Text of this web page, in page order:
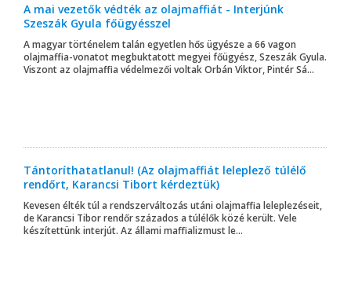
A mai vezetők védték az olajmaffiát - Interjúnk
Szeszák Gyula főügyésszel
A magyar történelem talán egyetlen hős ügyésze a 66 vagon
olajmaffia-vonatot megbuktatott megyei főügyész, Szeszák Gyula.
Viszont az olajmaffia védelmezői voltak Orbán Viktor, Pintér Sá...
Tántoríthatatlanul! (Az olajmaffiát leleplező túlélő
rendőrt, Karancsi Tibort kérdeztük)
Kevesen élték túl a rendszerváltozás utáni olajmaffia leleplezéseit,
de Karancsi Tibor rendőr százados a túlélők közé került. Vele
készítettünk interjút. Az állami maffializmust le...